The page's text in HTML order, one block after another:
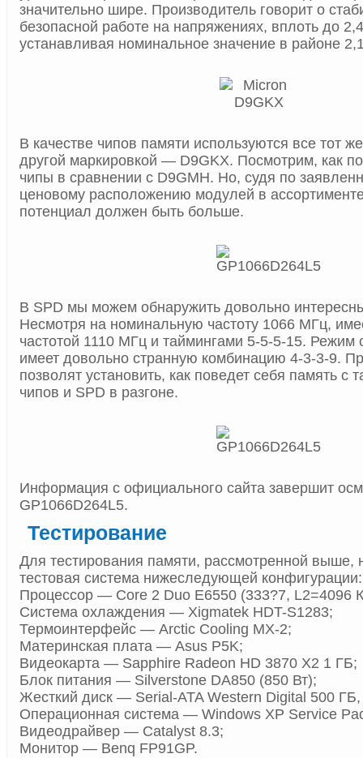
значительно шире. Производитель говорит о
безопасной работе на напряжениях, вплоть до
устанавливая номинальное значение в районе
В качестве чипов памяти используются все тот
другой маркировкой — D9GKX. Посмотрим, как
чипы в сравнении с D9GMH. Но, судя по
ценовому расположению модулей в
потенциал должен быть больше.
В SPD мы можем обнаружить довольно
Несмотря на номинальную частоту 1066 МГц,
частотой 1110 МГц и таймингами 5-5-5-15. Режим
имеет довольно странную комбинацию 4-3-3-9.
позволят установить, как поведет себя память с
чипов и SPD в разгоне.
Информация с официального сайта завершит
GP1066D264L5.
Тестирование
Для тестирования памяти, рассмотренной выше,
тестовая система нижеследующей конфигурации:
Процессор — Core 2 Duo E6550 (333?7, L2=4096
Система охлаждения — Xigmatek HDT-S1283;
Термоинтерфейс — Arctic Cooling MX-2;
Материнская плата — Asus P5K;
Видеокарта — Sapphire Radeon HD 3870 X2 1 ГБ;
Блок питания — Silverstone DA850 (850 Вт);
Жесткий диск — Serial-ATA Western Digital 500
Операционная система — Windows XP Service
Видеодрайвер — Catalyst 8.3;
Монитор — Benq FP91GP.